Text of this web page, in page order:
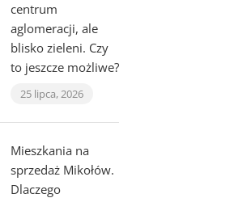
centrum
aglomeracji, ale
blisko zieleni. Czy
to jeszcze możliwe?
25 lipca, 2026
Mieszkania na
sprzedaż Mikołów.
Dlaczego